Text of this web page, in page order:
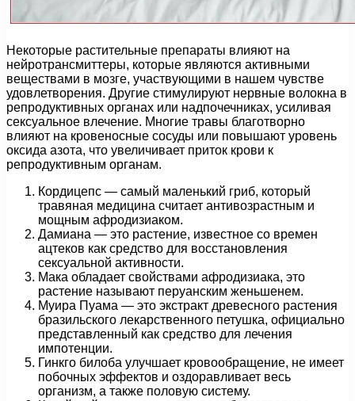
Некоторые растительные препараты влияют на
нейротрансмиттеры, которые являются активными
веществами в мозге, участвующими в нашем чувстве
удовлетворения. Другие стимулируют нервные волокна в
репродуктивных органах или надпочечниках, усиливая
сексуальное влечение. Многие травы благотворно
влияют на кровеносные сосуды или повышают уровень
оксида азота, что увеличивает приток крови к
репродуктивным органам.
Кордицепс — самый маленький гриб, который
травяная медицина считает антивозрастным и
мощным афродизиаком.
Дамиана — это растение, известное со времен
ацтеков как средство для восстановления
сексуальной активности.
Мака обладает свойствами афродизиака, это
растение называют перуанским женьшенем.
Муира Пуама — это экстракт древесного растения
бразильского лекарственного петушка, официально
представленный как средство для лечения
импотенции.
Гинкго билоба улучшает кровообращение, не имеет
побочных эффектов и оздоравливает весь
организм, а также половую систему.